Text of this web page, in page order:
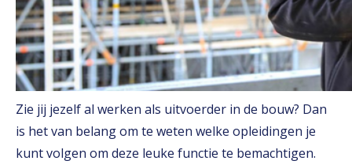
Zie jij jezelf al werken als uitvoerder in de bouw? Dan
is het van belang om te weten welke opleidingen je
kunt volgen om deze leuke functie te bemachtigen.